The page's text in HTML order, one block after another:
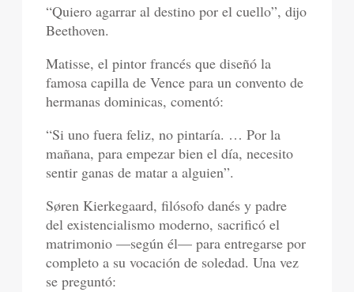
“Quiero agarrar al destino por el cuello”, dijo
Beethoven.
Matisse, el pintor francés que diseñó la
famosa capilla de Vence para un convento de
hermanas dominicas, comentó:
“Si uno fuera feliz, no pintaría. … Por la
mañana, para empezar bien el día, necesito
sentir ganas de matar a alguien”.
Søren Kierkegaard, filósofo danés y padre
del existencialismo moderno, sacrificó el
matrimonio —según él— para entregarse por
completo a su vocación de soledad. Una vez
se preguntó: